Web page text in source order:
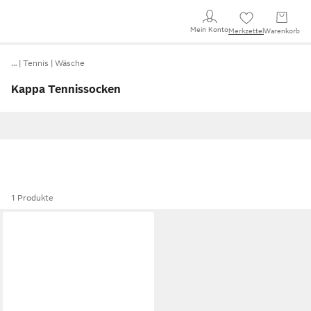
Mein KontoMerkzettel Warenkorb
… Tennis Wäsche
Kappa Tennissocken
1 Produkte